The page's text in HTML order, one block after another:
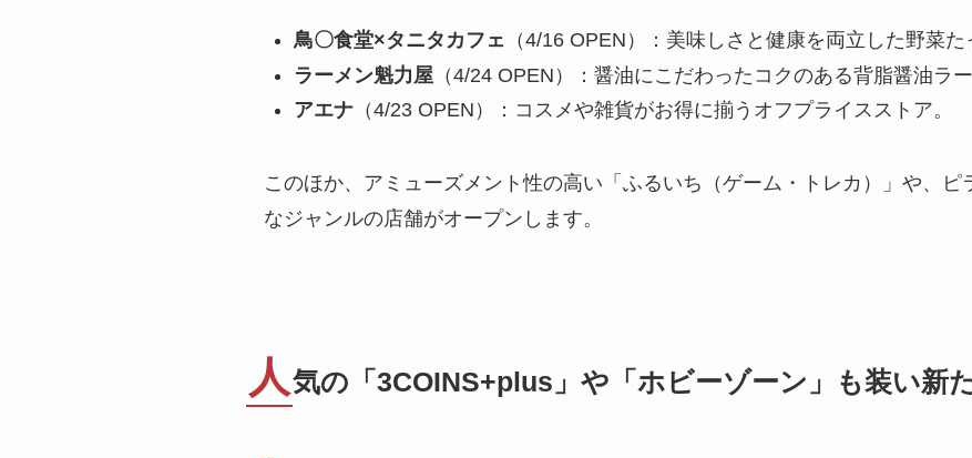
鳥〇食堂×タニタカフェ （4/16 OPEN）：美味しさと健康を両立した野菜た
ラーメン魁力屋 （4/24 OPEN）：醤油にこだわったコクのある背脂醤油ラー
アエナ （4/23 OPEN）：コスメや雑貨がお得に揃うオフプライスストア。
このほか、アミューズメント性の高い「ふるいち（ゲーム・トレカ）」や、ピ
なジャンルの店舗がオープンします。
人 気の「3COINS+plus」や「ホビーゾーン」も装い新